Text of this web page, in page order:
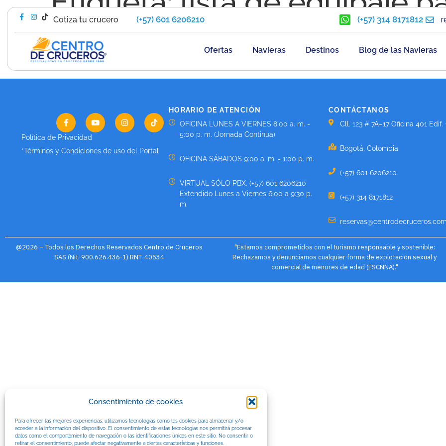
Consentimiento de cookies
Para ofrecer las mejores experiencias, utilizamos tecnologías como las cookies para almacenar y/o
acceder a la información del dispositivo. El consentimiento de estas tecnologías nos permitirá procesar
datos como el comportamiento de navegación o las identificaciones únicas en este sitio. No consentir o
retirar el consentimiento, puede afectar negativamente a ciertas características y funciones.
Cotiza tu crucero (+57) 601 6206210 (+57) 314 8171812
Ofertas Navieras Destinos Blog de las Navieras
¿QUÉ ROPA LLEVAR A UN CRUCERO?
Política de Privacidad
*Términos y Condiciones de uso del Portal
HORARIO DE ATENCIÓN
OFICINA LUNES A VIERNES 8:00 a. m. -
5:00 p. m. (Jornada Continua)
OFICINA SÁBADOS 9:00 a. m. - 1:00 p. m.
VIRTUAL SÓLO PBX. (+57) 601 6206210
Extendido Lunes a Viernes 6:00 a 9:30 p.
m.
CONTÁCTANOS
Cll. 123 # 7A–17 Oficina 401 Edif.
Bogotá, Colombia
(+57) 601 6206210
(+57) 314 8171812
@2026 – Todos los Derechos Reservados Centro de Cruceros
SAS (Nit. 900.626.436-1) RNT. 40534
"Estamos comprometidos con el turismo responsable y sostenible:
Rechazamos y denunciamos cualquier forma de explotación sexual y
comercial de menores de edad (ESCNNA)."